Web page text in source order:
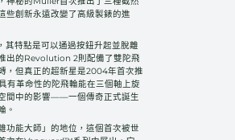
些創新永遠改變了高級製錶的進
特點是可以通過按鈕升起並脫離
出的Revolution 2則配備了雙陀飛
，但真正的超新星是2004年首次推
有革命性的陀飛輪能在三個軸上旋
間中的影響——一個傳奇正式誕生
。
功能大師」的地位，這個首次被世